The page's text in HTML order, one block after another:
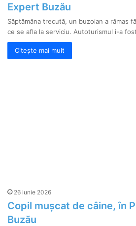
Expert Buzău
Săptămâna trecută, un buzoian a rămas
ce se afla la serviciu. Autoturismul i-a
Citește mai mult
26 iunie 2026
Copil mușcat de câine, în
Buzău